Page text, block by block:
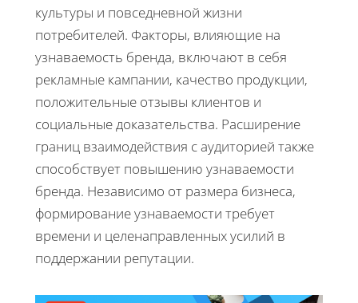
культуры и повседневной жизни
потребителей. Факторы, влияющие на
узнаваемость бренда, включают в себя
рекламные кампании, качество продукции,
положительные отзывы клиентов и
социальные доказательства. Расширение
границ взаимодействия с аудиторией также
способствует повышению узнаваемости
бренда. Независимо от размера бизнеса,
формирование узнаваемости требует
времени и целенаправленных усилий в
поддержании репутации.